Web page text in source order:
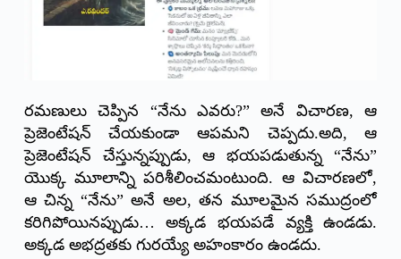
రమణులు చెప్పిన “నేను ఎవరు?” అనే విచారణ, ఆ
ప్రెజెంటేషన్ చేయకుండా ఆపమని చెప్పదు.అది, ఆ
ప్రెజెంటేషన్ చేస్తున్నప్పుడు, ఆ భయపడుతున్న “నేను”
యొక్క మూలాన్ని పరిశీలించమంటుంది. ఆ విచారణలో,
ఆ చిన్న “నేను” అనే అల, తన మూలమైన సముద్రంలో
కరిగిపోయినప్పుడు… అక్కడ భయపడే వ్యక్తి ఉండడు.
అక్కడ అభద్రతకు గురయ్యే అహంకారం ఉండదు.